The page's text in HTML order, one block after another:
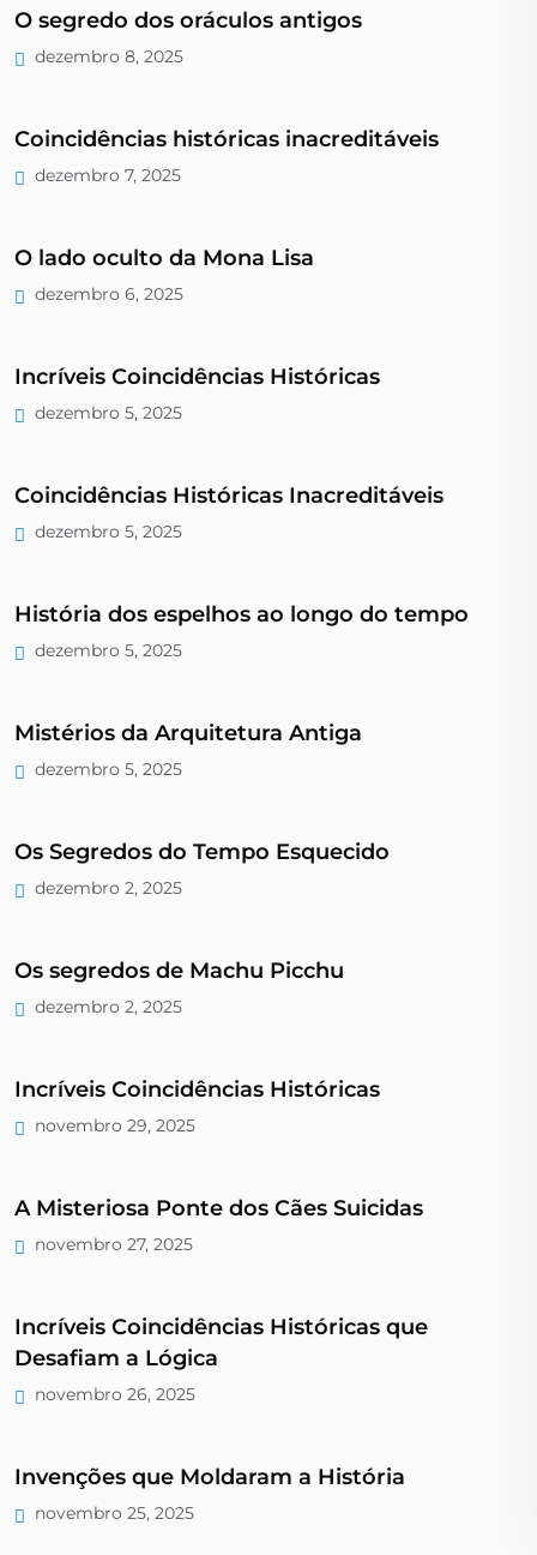
O segredo dos oráculos antigos
dezembro 8, 2025
Coincidências históricas inacreditáveis
dezembro 7, 2025
O lado oculto da Mona Lisa
dezembro 6, 2025
Incríveis Coincidências Históricas
dezembro 5, 2025
Coincidências Históricas Inacreditáveis
dezembro 5, 2025
História dos espelhos ao longo do tempo
dezembro 5, 2025
Mistérios da Arquitetura Antiga
dezembro 5, 2025
Os Segredos do Tempo Esquecido
dezembro 2, 2025
Os segredos de Machu Picchu
dezembro 2, 2025
Incríveis Coincidências Históricas
novembro 29, 2025
A Misteriosa Ponte dos Cães Suicidas
novembro 27, 2025
Incríveis Coincidências Históricas que
Desafiam a Lógica
novembro 26, 2025
Invenções que Moldaram a História
novembro 25, 2025